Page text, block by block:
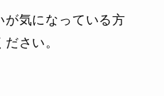
が気になっている方
さい。